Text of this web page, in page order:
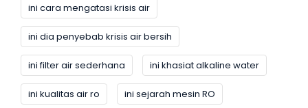
ini cara mengatasi krisis air
ini dia penyebab krisis air bersih
ini filter air sederhana ini khasiat alkaline water
ini kualitas air ro ini sejarah mesin RO